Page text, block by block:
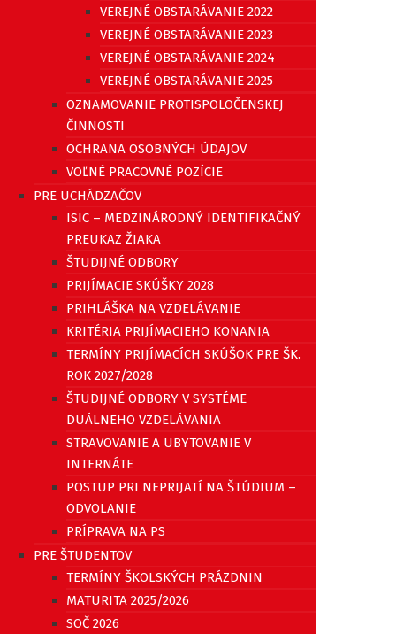
VEREJNÉ OBSTARÁVANIE 2022
VEREJNÉ OBSTARÁVANIE 2023
VEREJNÉ OBSTARÁVANIE 2024
VEREJNÉ OBSTARÁVANIE 2025
OZNAMOVANIE PROTISPOLOČENSKEJ
ČINNOSTI
OCHRANA OSOBNÝCH ÚDAJOV
VOĽNÉ PRACOVNÉ POZÍCIE
PRE UCHÁDZAČOV
ISIC – MEDZINÁRODNÝ IDENTIFIKAČNÝ
PREUKAZ ŽIAKA
ŠTUDIJNÉ ODBORY
PRIJÍMACIE SKÚŠKY 2028
PRIHLÁŠKA NA VZDELÁVANIE
KRITÉRIA PRIJÍMACIEHO KONANIA
TERMÍNY PRIJÍMACÍCH SKÚŠOK PRE ŠK.
ROK 2027/2028
ŠTUDIJNÉ ODBORY V SYSTÉME
DUÁLNEHO VZDELÁVANIA
STRAVOVANIE A UBYTOVANIE V
INTERNÁTE
POSTUP PRI NEPRIJATÍ NA ŠTÚDIUM –
ODVOLANIE
PRÍPRAVA NA PS
PRE ŠTUDENTOV
TERMÍNY ŠKOLSKÝCH PRÁZDNIN
MATURITA 2025/2026
SOČ 2026